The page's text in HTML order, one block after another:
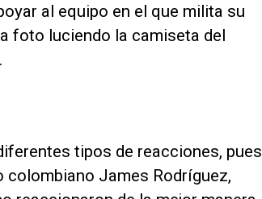
al equipo en el que milita su
foto luciendo la camiseta del
tipos de reacciones, pues
colombiano James Rodríguez,